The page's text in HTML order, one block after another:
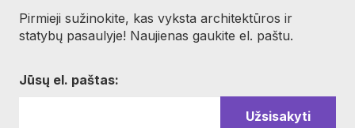
Pirmieji sužinokite, kas vyksta architektūros ir
statybų pasaulyje! Naujienas gaukite el. paštu.
Jūsų el. paštas: